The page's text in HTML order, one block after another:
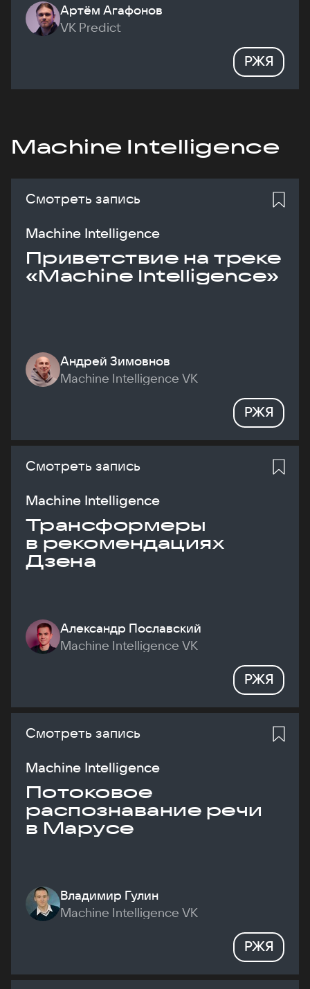
Артём Агафонов
VK Predict
РЖЯ
Machine Intelligence
Смотреть запись
Machine Intelligence
Приветствие на треке
«Machine Intelligence»
Андрей Зимовнов
Machine Intelligence VK
РЖЯ
Смотреть запись
Machine Intelligence
Трансформеры
в рекомендациях
Дзена
Александр Пославский
Machine Intelligence VK
РЖЯ
Смотреть запись
Machine Intelligence
Потоковое
распознавание речи
в Марусе
Владимир Гулин
Machine Intelligence VK
РЖЯ